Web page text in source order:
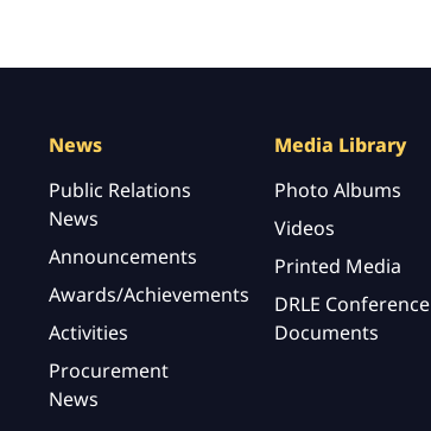
News
Public Relations
News
Announcements
Awards/Achievements
Activities
Procurement
News
Media Library
Photo Albums
Videos
Printed Media
DRLE Conference
Documents